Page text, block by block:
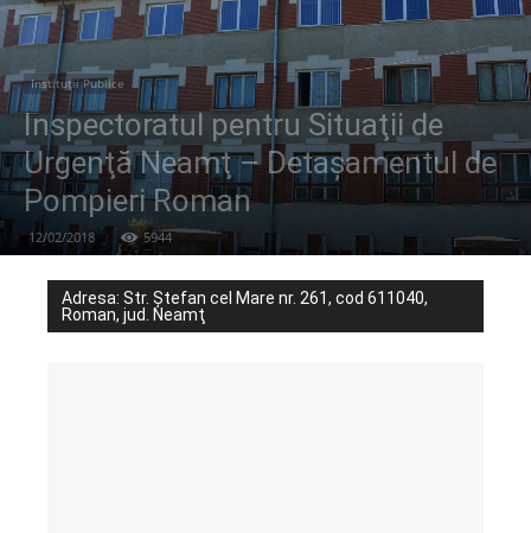
Instituții Publice
Inspectoratul pentru Situaţii de
Urgenţă Neamţ – Detaşamentul de
Pompieri Roman
12/02/2018 5944
Adresa: Str. Ştefan cel Mare nr. 261, cod 611040,
Roman, jud. Neamţ